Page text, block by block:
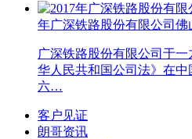
年广深铁路股份有限公司佛
广深铁路股份有限公司于
华人民共和国公司法》在
六…
客户见证
朗哥资讯